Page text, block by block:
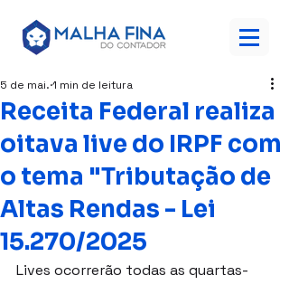
Receita Federal realiza
oitava live do IRPF com
o tema "Tributação de
Altas Rendas - Lei
15.270/2025
5 de mai. 1 min de leitura
Lives ocorrerão todas as quartas-